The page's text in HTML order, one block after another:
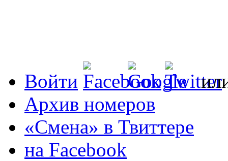
Войти
Архив номеров
«Смена» в Твиттере
на Facebook